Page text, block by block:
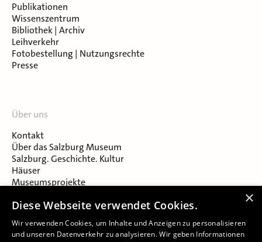
Publikationen
Wissenszentrum
Bibliothek | Archiv
Leihverkehr
Fotobestellung | Nutzungsrechte
Presse
Über uns
Kontakt
Über das Salzburg Museum
Salzburg. Geschichte. Kultur
Häuser
Museumsprojekte
Museumsverein Celtic Heritage
×
Diese Webseite verwendet Cookies.
Wir verwenden Cookies, um Inhalte und Anzeigen zu personalisieren
und unseren Datenverkehr zu analysieren. Wir geben Informationen